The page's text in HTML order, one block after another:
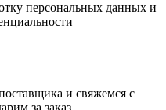
персональных данных и
и свяжемся с
за заказ.